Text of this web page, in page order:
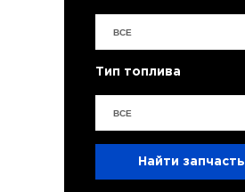
ВСЕ
Тип топлива
ВСЕ
Найти запчасть